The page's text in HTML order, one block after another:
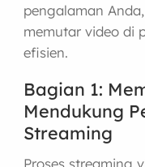
pengalaman
memutar video di
efisien.
Bagian 1:
Mendukung
Streaming
Proses streaming